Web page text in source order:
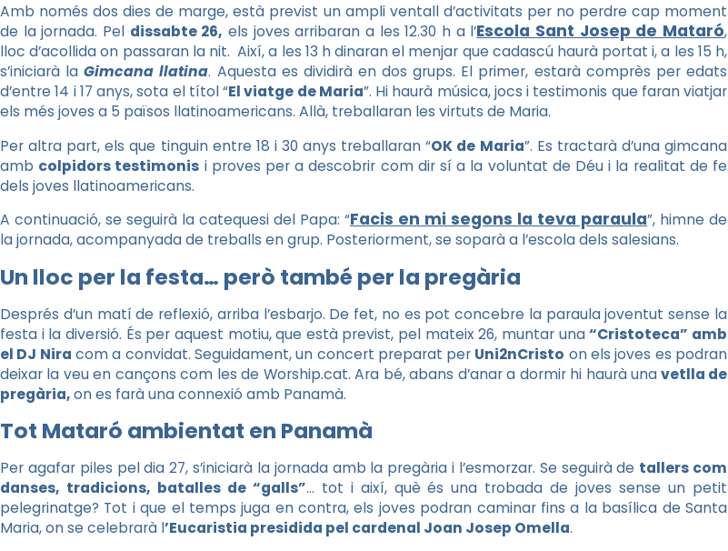
Amb només dos dies de marge, està previst un ampli ventall d’activitats per no perdre cap moment
de la jornada. Pel dissabte 26, els joves arribaran a les 12.30 h a l’Escola Sant Josep de Mataró,
lloc d’acollida on passaran la nit. Així, a les 13 h dinaran el menjar que cadascú haurà portat i, a les 15 h,
s’iniciarà laGimcana llatina. Aquesta es dividirà en dos grups. El primer, estarà comprès per edats
d’entre 14 i 17 anys, sota el títol “El viatge de Maria”. Hi haurà música, jocs i testimonis que faran viatjar
els més joves a 5 països llatinoamericans. Allà, treballaran les virtuts de Maria.
Per altra part, els que tinguin entre 18 i 30 anys treballaran “OK de Maria”. Es tractarà d’una gimcana
amb colpidors testimonis i proves per a descobrir com dir sí a la voluntat de Déu i la realitat de fe
dels joves llatinoamericans.
A continuació, se seguirà la catequesi del Papa: “Facis en mi segons la teva paraula”, himne de
la jornada, acompanyada de treballs en grup. Posteriorment, se soparà a l’escola dels salesians.
Un lloc per la festa… però també per la pregària
Després d’un matí de reflexió, arriba l’esbarjo. De fet, no es pot concebre la paraula joventut sense la
festa i la diversió. És per aquest motiu, que està previst, pel mateix 26, muntar una“Cristoteca” amb
el DJ Nira com a convidat. Seguidament, un concert preparat per Uni2nCristo on els joves es podran
deixar la veu en cançons com les de Worship.cat. Ara bé, abans d’anar a dormir hi haurà unavetlla de
pregària,on es farà una connexió amb Panamà.
Tot Mataró ambientat en Panamà
Per agafar piles pel dia 27, s’iniciarà la jornada amb la pregària i l’esmorzar. Se seguirà de tallers com
danses, tradicions, batalles de “galls”… tot i així, què és una trobada de joves sense un petit
pelegrinatge? Tot i que el temps juga en contra, els joves podran caminar fins a la basílica de Santa
Maria, on se celebrarà l’Eucaristia presidida pel cardenal Joan Josep Omella.